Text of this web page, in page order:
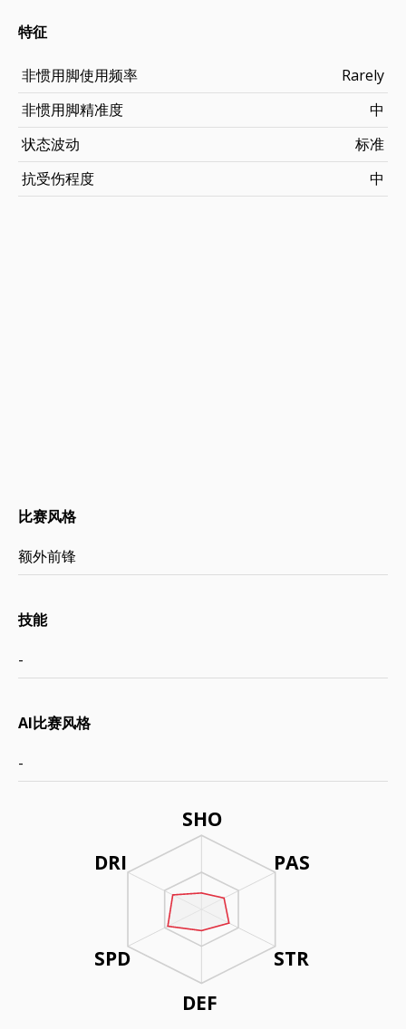
SHO
PAS
STR
DEF
DRI
SPD
特征
非惯用脚使用频率
Rarely
非惯用脚精准度
中
状态波动
标准
抗受伤程度
中
比赛风格
额外前锋
技能
-
AI比赛风格
-